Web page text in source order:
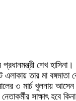
শেখ
এলাকায় তার মা
৩ মার্চ খুলনায়
সাক্ষাৎ হবে